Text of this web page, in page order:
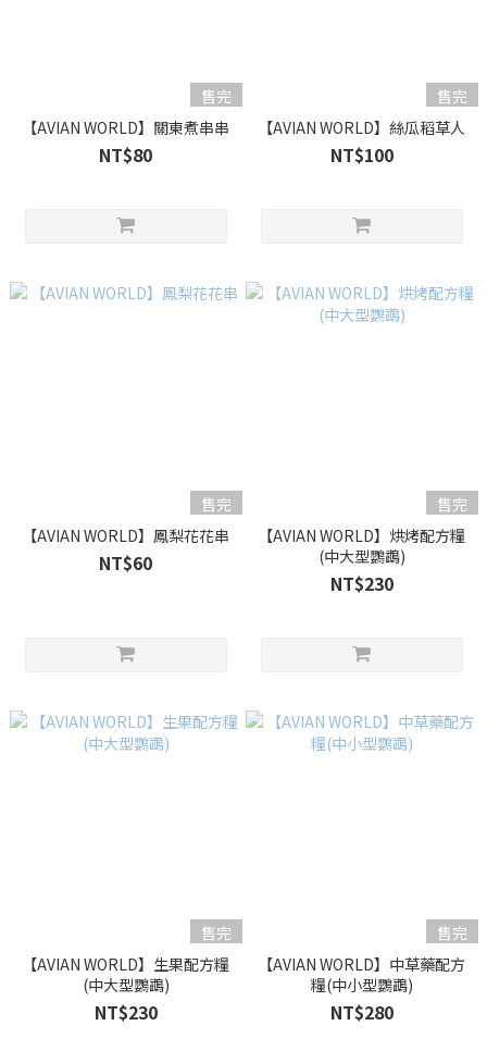
售完
【AVIAN WORLD】關東煮串串
NT$80
售完
【AVIAN WORLD】絲瓜稻草人
NT$100
售完
【AVIAN WORLD】鳳梨花花串
NT$60
售完
【AVIAN WORLD】烘烤配方糧
(中大型鸚鵡)
NT$230
售完
【AVIAN WORLD】生果配方糧
(中大型鸚鵡)
NT$230
售完
【AVIAN WORLD】中草藥配方
糧(中小型鸚鵡)
NT$280